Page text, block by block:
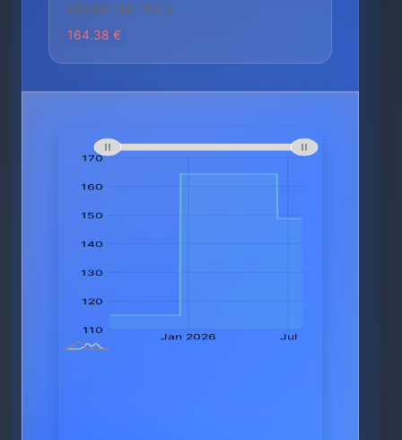
HÖCHSTER PREIS
164.38 €